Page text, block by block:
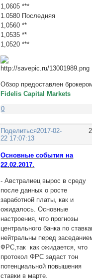
1,0605 ***
1.0580 Последняя
1,0560 **
1,0535 **
1,0520 ***
Обзор предоставлен
Fidelis Capital Markets
0
Поделиться2017-02-
22 17:07:13
Основные события на
22.02.2017.
- Австралиец вырос в среду
после данных о росте
заработной платы, как и
ожидалось. Основные
настроения, что прогнозы
центрального банка по
нейтральны перед
ФРС,так как ожидается, что
протокол ФРС задаст тон
потенциальной повышения
ставки в марте.